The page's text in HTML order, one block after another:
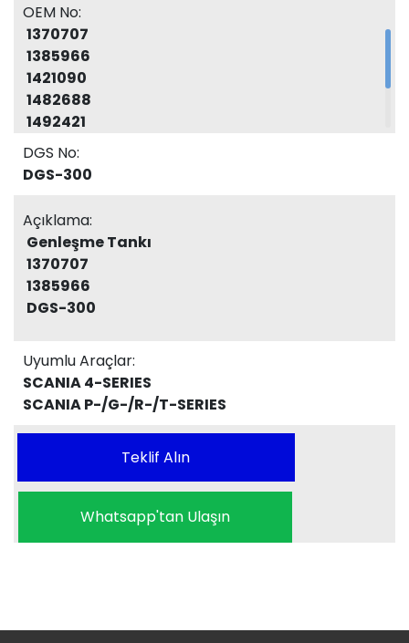
OEM No:
1370707
1385966
1421090
1482688
1492421
1894478
1855164
DGS No:
DGS-300
Açıklama:
Genleşme Tankı
1370707
1385966
DGS-300
Uyumlu Araçlar:
SCANIA 4-SERIES
SCANIA P-/G-/R-/T-SERIES
Teklif Alın
Whatsapp'tan Ulaşın